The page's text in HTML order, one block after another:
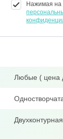
Нажимая на
Любые ( цена
Двухконтурная